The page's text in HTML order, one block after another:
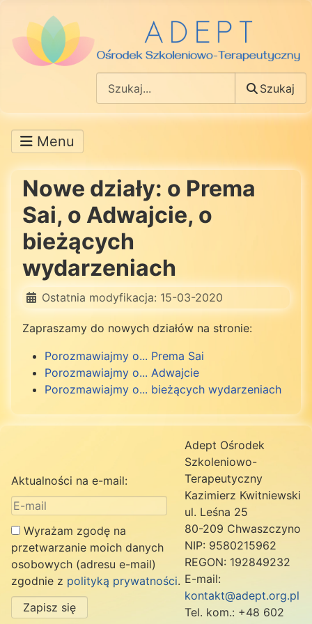
Szukaj
Nowe działy: o Prema
Sai, o Adwajcie, o
bieżących
wydarzeniach
Ostatnia modyfikacja: 15-03-2020
Zapraszamy do nowych działów na stronie:
Porozmawiajmy o... Prema Sai
Porozmawiajmy o... Adwajcie
Porozmawiajmy o... bieżących wydarzeniach
Aktualności na e-mail:
Wyrażam zgodę na
przetwarzanie moich danych
osobowych (adresu e-mail)
zgodnie z polityką prywatności.
Zapisz się
Adept Ośrodek
Szkoleniowo-
Terapeutyczny
Kazimierz Kwitniewski
ul. Leśna 25
80-209 Chwaszczyno
NIP: 9580215962
REGON: 192849232
E-mail:
kontakt@adept.org.pl
Tel. kom.: +48 602